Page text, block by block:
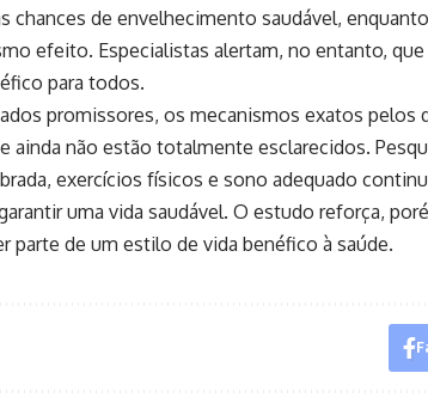
chances de envelhecimento saudável,
efeito. Especialistas alertam, no entanto,
para todos.
promissores, os mecanismos exatos pelos
ainda não estão totalmente esclarecidos.
exercícios físicos e sono adequado
uma vida saudável. O estudo reforça,
parte de um estilo de vida benéfico à saúde.